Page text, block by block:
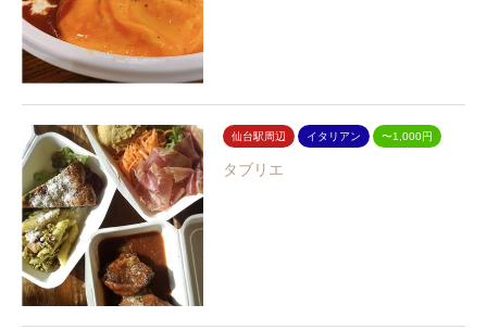
仙台駅周辺 イタリアン 〜1,000円
タブリエ